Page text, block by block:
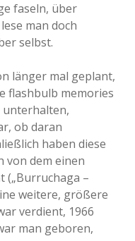
faseln, über
man doch
selbst.
länger mal geplant,
flashbulb memories
unterhalten,
ob daran
haben diese
von dem einen
(„Burruchaga –
weitere, größere
verdient, 1966
man geboren,